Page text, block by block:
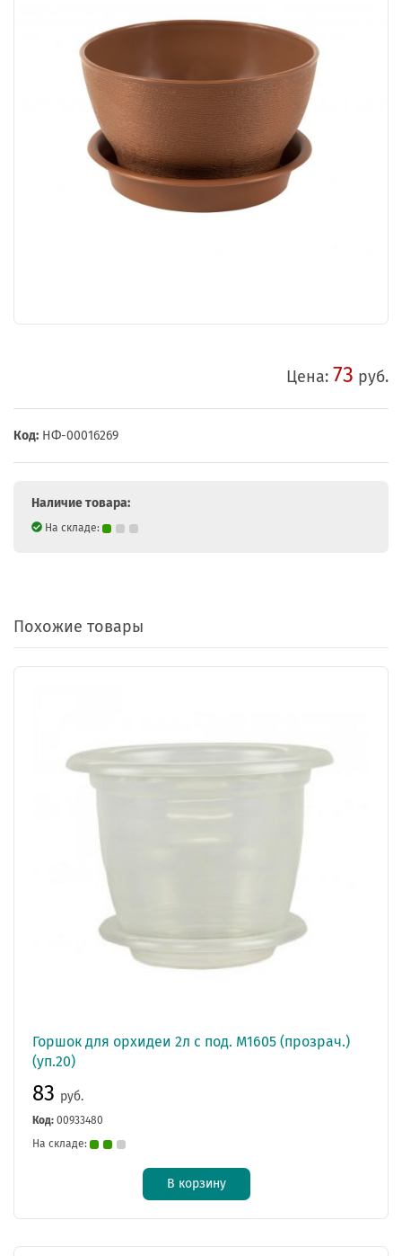
Цена: 73 руб.
Код: НФ-00016269
Наличие товара:
На складе:
Похожие товары
Горшок для орхидеи 2л с под. М1605 (прозрач.)
(уп.20)
83 руб.
Код: 00933480
На складе:
В корзину